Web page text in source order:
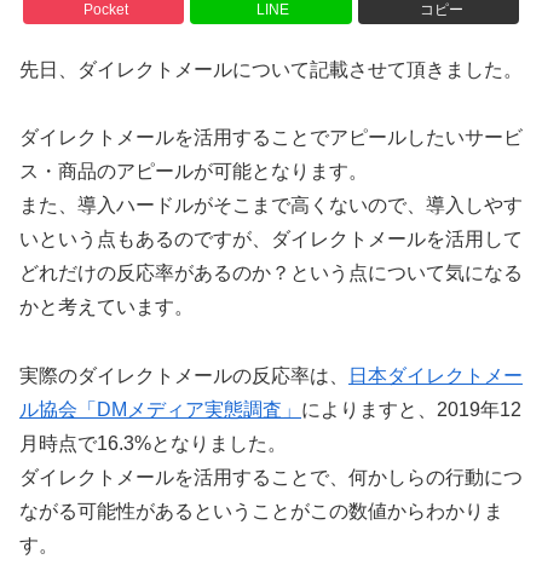
Pocket LINE コピー
先日、ダイレクトメールについて記載させて頂きました。
ダイレクトメールを活用することでアピールしたいサービ
ス・商品のアピールが可能となります。
また、導入ハードルがそこまで高くないので、導入しやす
いという点もあるのですが、ダイレクトメールを活用して
どれだけの反応率があるのか？という点について気になる
かと考えています。
実際のダイレクトメールの反応率は、
日本ダイレクトメー
ル協会「DMメディア実態調査」 によりますと、2019年12
月時点で16.3%となりました。
ダイレクトメールを活用することで、何かしらの行動につ
ながる可能性があるということがこの数値からわかりま
す。